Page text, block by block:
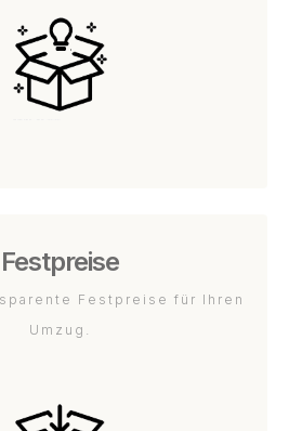
Festpreise
Festpreise für Ihren
Umzug.